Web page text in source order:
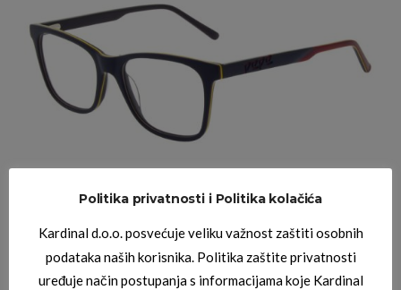
PEPE JEANS PJ3405
Politika privatnosti i Politika kolačića
Kardinal d.o.o. posvećuje veliku važnost zaštiti osobnih
podataka naših korisnika. Politika zaštite privatnosti
uređuje način postupanja s informacijama koje Kardinal